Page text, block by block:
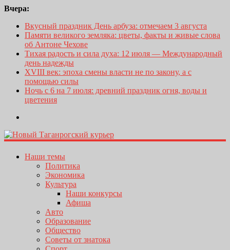
Вчера:
Вкусный праздник День арбуза: отмечаем 3 августа
Памяти великого земляка: цветы, факты и живые слова
об Антоне Чехове
Тихая радость и сила духа: 12 июля — Международный
день надежды
XVIII век: эпоха смены власти не по закону, а с
помощью силы
Ночь с 6 на 7 июля: древний праздник огня, воды и
цветения
Наши темы
Политика
Экономика
Культура
Наши конкурсы
Афиша
Авто
Образование
Общество
Советы от знатока